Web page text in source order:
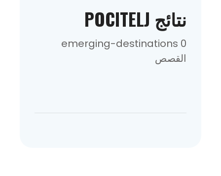
نتائج POCITELJ
0 emerging-destinations
القصص